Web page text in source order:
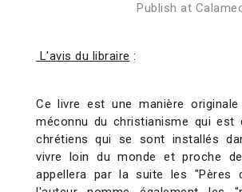
Publish at
L'avis du libraire :
Ce livre est une manière
méconnu du christianisme qui est
chrétiens qui se sont installés
vivre loin du monde et proche
appellera par la suite les "Pères